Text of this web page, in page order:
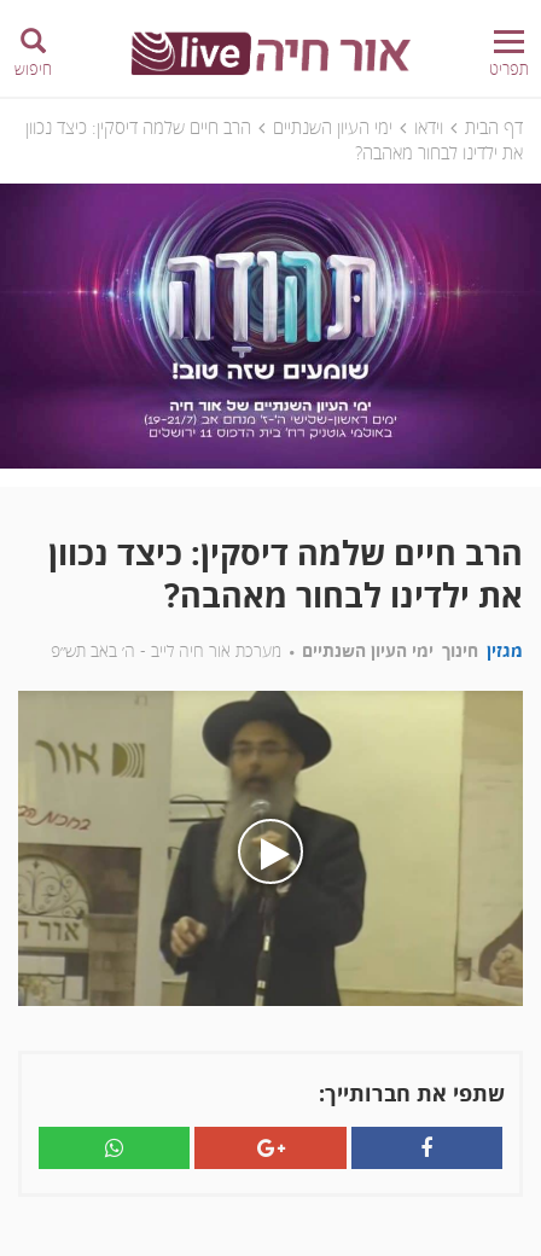
תפריט חיפוש
דף הבית וידאו ימי העיון השנתיים
הרב חיים שלמה דיסקין: כיצד נכוון
את ילדינו לבחור מאהבה?
הרב חיים שלמה דיסקין: כיצד נכוון
את ילדינו לבחור מאהבה?
מגזין חינוך ימי העיון השנתיים מערכת אור חיה לייב - ה׳ באב תש״פ
בעת
לחיצה
על
הכפתור
הסרטון
כיצד
שתפי את חברותייך: